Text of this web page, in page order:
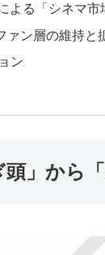
よる「シネマ市
ァン層の維持と
ン
」から